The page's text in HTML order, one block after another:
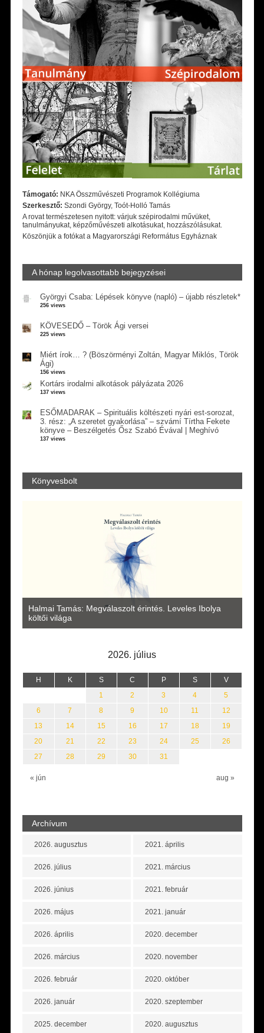
Támogató: NKA Összművészeti Programok Kollégiuma
Szerkesztő: Szondi György, Toót-Holló Tamás
A rovat természetesen nyitott: várjuk szépirodalmi művüket,
tanulmányukat, képzőművészeti alkotásukat, hozzászólásukat.
Köszönjük a fotókat a Magyarországi Református Egyháznak
A hónap legolvasottabb bejegyzései
Györgyi Csaba: Lépések könyve (napló) – újabb részletek*
256 views
KÖVESEDŐ – Török Ági versei
225 views
Miért írok… ? (Böszörményi Zoltán, Magyar Miklós, Török
Ági)
156 views
Kortárs irodalmi alkotások pályázata 2026
137 views
ESŐMADARAK – Spirituális költészeti nyári est-sorozat,
3. rész: „A szeretet gyakorlása” – szvámí Tírtha Fekete
könyve – Beszélgetés Ősz Szabó Évával | Meghívó
137 views
Könyvesbolt
Halmai Tamás: Megválaszolt érintés. Leveles Ibolya
költői világa
2026. július
H K S C P S V
« jún aug »
1 2 3 4
5
6
7 8 9 10 11
12
13
14 15 16 17 18
19
20
21 22 23 24 25
26
27
28 29 30 31
Archívum
2026. augusztus
2026. július
2026. június
2026. május
2026. április
2026. március
2026. február
2026. január
2025. december
2021. április
2021. március
2021. február
2021. január
2020. december
2020. november
2020. október
2020. szeptember
2020. augusztus